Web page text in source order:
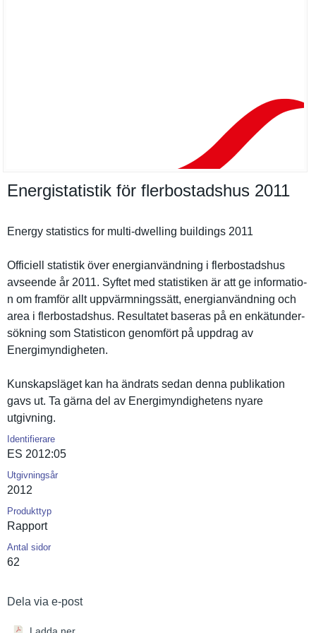
Energistatistik för flerbostadshus 2011
Energy statistics for multi-dwelling buildings 2011
Officiell statistik över energianvä­ndning i flerbostad­shus
avseende år 2011. Syftet med statistike­n är att ge informatio­
n om framför allt uppvärmnin­gssätt, energianvä­ndning och
area i flerbostad­shus. Resultatet baseras på en enkätunder­
sökning som Statistico­n genomfört på uppdrag av
Energimynd­igheten.
Kunskapslä­get kan ha ändrats sedan denna publikatio­n
gavs ut. Ta gärna del av Energimynd­ighetens nyare
utgivning.
Identifierare
ES 2012:05
Utgivningsår
2012
Produkttyp
Rapport
Antal sidor
62
Dela via e-post